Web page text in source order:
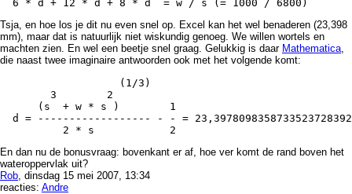
Tsja, en hoe los je dit nu even snel op. Excel kan het wel benaderen (23,398
mm), maar dat is natuurlijk niet wiskundig genoeg. We willen wortels en
machten zien. En wel een beetje snel graag. Gelukkig is daar Mathematica,
die naast twee imaginaire antwoorden ook met het volgende komt:
                   (1/3)
        3        2
      (s  + w * s )        1
d = ------------------ - - =
En dan nu de bonusvraag: bovenkant er af, hoe ver komt de rand boven het
wateroppervlak uit?
Rob, dinsdag 15 mei 2007, 13:34
reacties: Andre